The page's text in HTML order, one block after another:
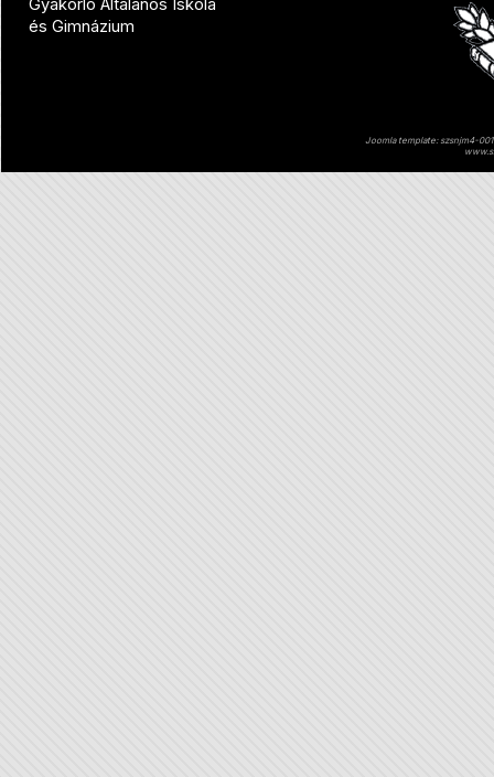
Gyakorló Általános Iskola
és Gimnázium
Joomla template: szsnjm4-